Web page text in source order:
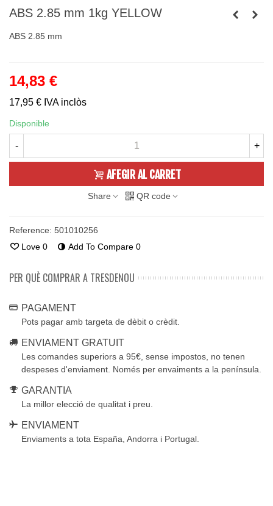
ABS 2.85 mm 1kg YELLOW
ABS 2.85 mm
14,83 €
17,95 € IVA inclòs
Disponible
- +
AFEGIR AL CARRET
Share QR code
Reference: 501010256
Love 0 Add To Compare 0
PER QUÈ COMPRAR A TRESDENOU
PAGAMENT
Pots pagar amb targeta de dèbit o crèdit.
ENVIAMENT GRATUIT
Les comandes superiors a 95€, sense impostos, no tenen
despeses d'enviament. Només per envaiments a la península.
GARANTIA
La millor elecció de qualitat i preu.
ENVIAMENT
Enviaments a tota España, Andorra i Portugal.